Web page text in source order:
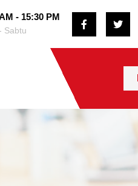
- 15:30 PM
Sabtu